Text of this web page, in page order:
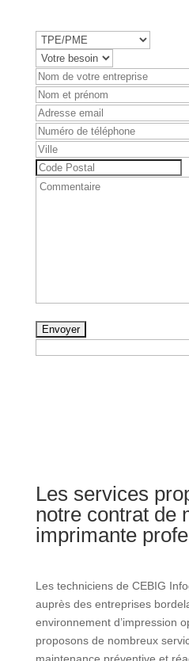
Les services
notre contrat de
imprimante
Les techniciens de CEBIG
auprès des entreprises
environnement d’impression
proposons de nombreux